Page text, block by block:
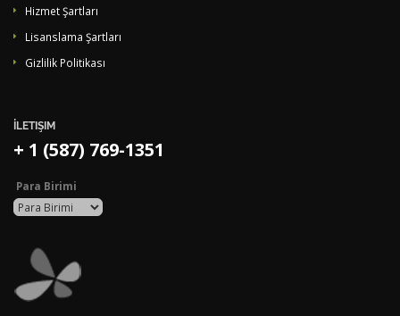
Hizmet Şartları
Lisanslama Şartları
Gizlilik Politikası
İLETIŞIM
+ 1 (587) 769-1351
Para Birimi